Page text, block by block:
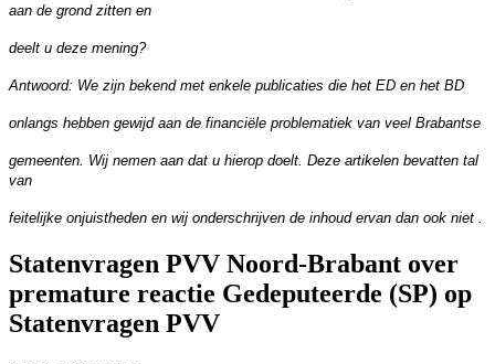
aan de grond zitten en
deelt u deze mening?
Antwoord: We zijn bekend met enkele publicaties die het ED en het BD
onlangs hebben gewijd aan de financiële problematiek van veel Brabantse
gemeenten. Wij nemen aan dat u hierop doelt. Deze artikelen bevatten tal
van
feitelijke onjuistheden en wij onderschrijven de inhoud ervan dan ook niet .
Statenvragen PVV Noord-Brabant over
premature reactie Gedeputeerde (SP) op